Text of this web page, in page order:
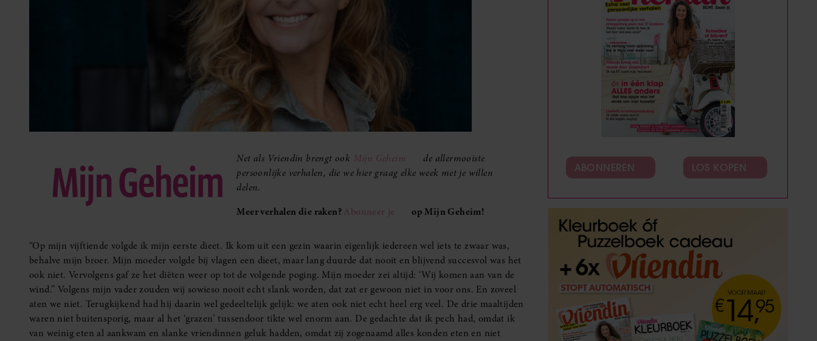
Net als Vriendin brengt ook Mijn Geheim
de allermooiste
persoonlijke verhalen, die we hier graag elke week met je willen
delen.
Meer verhalen die raken?Abonneer je op Mijn Geheim!
“Op mijn vijftiende volgde ik mijn eerste dieet. Ik kom uit een gezin waarin eigenlijk iedereen wel iets te zwaar was,
behalve mijn broer. Mijn moeder volgde bij vlagen een dieet, maar lang duurde dat nooit en blijvend succesvol was het
ook niet. Vervolgens gaf ze het diëten weer op tot de volgende poging. Mijn moeder zei altijd: ‘Wij komen aan van de
wind.” Volgens mijn vader zouden wij sowieso nooit echt slank worden, dat zat er gewoon niet in voor ons. En zoveel
aten we niet. Terugkijkend had hij daarin wel gedeeltelijk gelijk: we aten ook niet echt heel erg veel. De drie maaltijden
waren niet buitensporig, maar al het ‘grazen’ tussendoor tikte wel enorm aan. De gedachte dat ik pech had, omdat ik
van weinig eten al aankwam en slanke vriendinnen geluk hadden, omdat zij zogenaamd alles konden eten en niet
ABONNEREN LOS KOPEN